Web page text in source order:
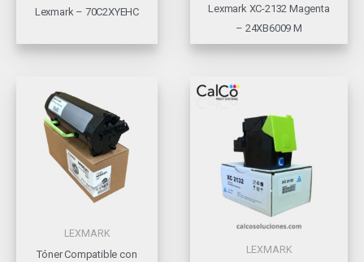
Lexmark – 70C2XYEHC
Lexmark XC-2132 Magenta
– 24XB6009 M
LEXMARK
Tóner Compatible con
LEXMARK